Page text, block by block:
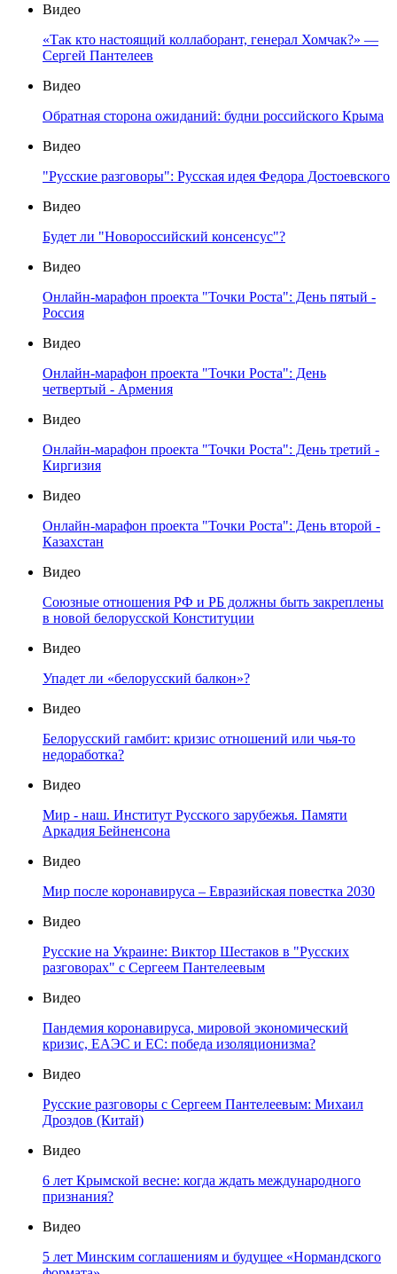
Видео
«Так кто настоящий коллаборант, генерал Хомчак?» —
Сергей Пантелеев
Видео
Обратная сторона ожиданий: будни российского Крыма
Видео
"Русские разговоры": Русская идея Федора Достоевского
Видео
Будет ли "Новороссийский консенсус"?
Видео
Онлайн-марафон проекта "Точки Роста": День пятый -
Россия
Видео
Онлайн-марафон проекта "Точки Роста": День
четвертый - Армения
Видео
Онлайн-марафон проекта "Точки Роста": День третий -
Киргизия
Видео
Онлайн-марафон проекта "Точки Роста": День второй -
Казахстан
Видео
Союзные отношения РФ и РБ должны быть закреплены
в новой белорусской Конституции
Видео
Упадет ли «белорусский балкон»?
Видео
Белорусский гамбит: кризис отношений или чья-то
недоработка?
Видео
Мир - наш. Институт Русского зарубежья. Памяти
Аркадия Бейненсона
Видео
Мир после коронавируса – Евразийская повестка 2030
Видео
Русские на Украине: Виктор Шестаков в "Русских
разговорах" с Сергеем Пантелеевым
Видео
Пандемия коронавируса, мировой экономический
кризис, ЕАЭС и ЕС: победа изоляционизма?
Видео
Русские разговоры с Сергеем Пантелеевым: Михаил
Дроздов (Китай)
Видео
6 лет Крымской весне: когда ждать международного
признания?
Видео
5 лет Минским соглашениям и будущее «Нормандского